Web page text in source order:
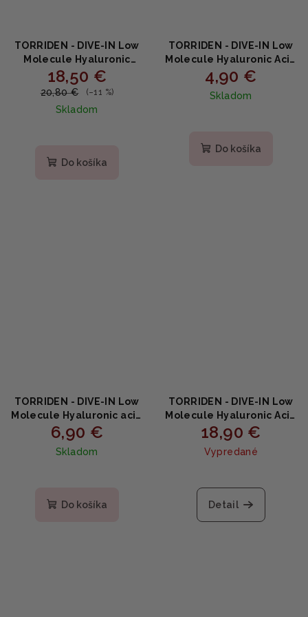
TORRIDEN - DIVE-IN Low
Molecule Hyaluronic
Soothing Cream - Krém s
kyselinou hyalurónovou
18,50 €
20,80 € (–11 %)
Skladom
Do košíka
TORRIDEN - DIVE-IN Low
Molecule Hyaluronic Acid
CLEANSING FOAM MINI -
Čistiaca pena s kyselinou
hyalurónovou 30ml
4,90 €
Skladom
Do košíka
TORRIDEN - DIVE-IN Low
Molecule Hyaluronic acid
TONER MINI - Hydratačný
a upokojujúci toner s
kyselinou hyalurónovou
6,90 €
Skladom
produktu
Do košíka
TORRIDEN - DIVE-IN Low
Molecule Hyaluronic Acid
Toner - Hydratačný a
upokojujúci toner s
kyselinou hyalurónovou
18,90 €
Vypredané
Detail